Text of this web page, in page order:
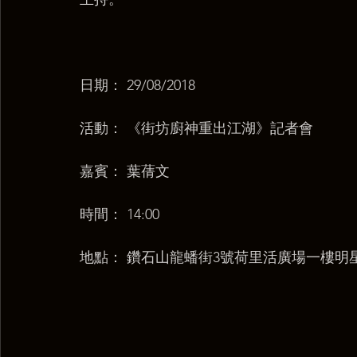
日期： 29/08/2018
活動： 《街坊廚神重出江湖》記者會
嘉賓： 葉蒨文
時間： 14:00
地點： 鑽石山龍蟠街3號荷里活廣場一樓明